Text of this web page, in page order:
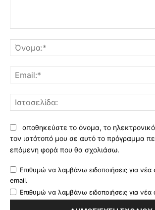
αποθηκεύστε το όνομα, το
τον ιστότοπό μου σε αυτό το πρόγραμμα
επόμενη φορά που θα σχολιάσω.
Επιθυμώ να λαμβάνω ειδοποιήσεις για
email.
Επιθυμώ να λαμβάνω ειδοποιήσεις για